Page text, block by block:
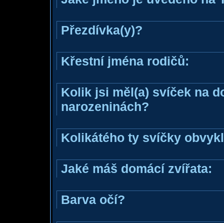
Přezdívka(y)?
Křestní jména rodičů:
Kolik jsi měl(a) svíček na
narozeninách?
Kolikátého ty svíčky
Jaké máš domácí zvířata:
Barva očí?